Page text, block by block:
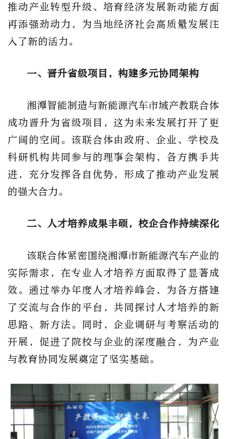
推动产业转型升级、培育经济发展新动能方面
再添强劲动力，为当地经济社会高质量发展注
入了新的活力。
一、晋升省级项目，构建多元协同架构
湘潭智能制造与新能源汽车市域产教联合体
成功晋升为省级项目，这为未来发展打开了更
广阔的空间。该联合体由政府、企业、学校及
科研机构共同参与的理事会架构，各方携手共
进，充分发挥各自优势，形成了推动产业发展
的强大合力。
二、人才培养成果丰硕，校企合作持续深化
该联合体紧密围绕湘潭市新能源汽车产业的
实际需求，在专业人才培养方面取得了显著成
效。通过举办年度人才培养峰会，为各方搭建
了交流与合作的平台，共同探讨人才培养的新
思路、新方法。同时，企业调研与考察活动的
开展，促进了院校与企业的深度融合，为产业
与教育协同发展奠定了坚实基础。